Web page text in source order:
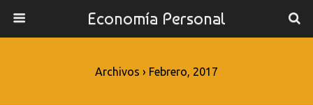
Economía Personal
Archivos › Febrero, 2017